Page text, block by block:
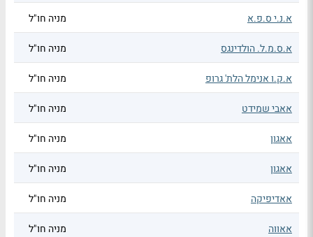
א.נ.י ס.פ.א מניה חו"ל
א.ס.מ.ל. הולדינגס מניה חו"ל
א.ק.ו אנימל הלת' גרופ מניה חו"ל
אאבי שמידט מניה חו"ל
אאגון מניה חו"ל
אאגון מניה חו"ל
אאדיפיקה מניה חו"ל
אאווה מניה חו"ל